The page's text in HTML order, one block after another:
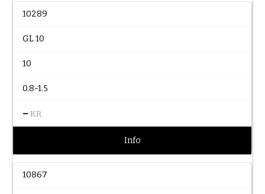
10289
GL 10
10
0.8-1.5
– KR
Info
10867